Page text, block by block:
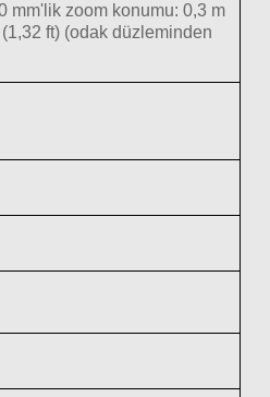
mm'lik zoom konumu: 0,3 m
ft) (odak düzleminden